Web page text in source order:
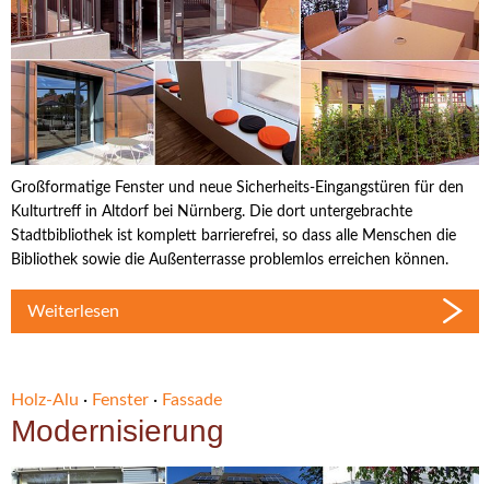
Großformatige Fenster und neue Sicherheits-Eingangstüren für den
Kulturtreff in Altdorf bei Nürnberg. Die dort untergebrachte
Stadtbibliothek ist komplett barrierefrei, so dass alle Menschen die
Bibliothek sowie die Außenterrasse problemlos erreichen können.
Weiterlesen
Holz-Alu · Fenster · Fassade
Modernisierung